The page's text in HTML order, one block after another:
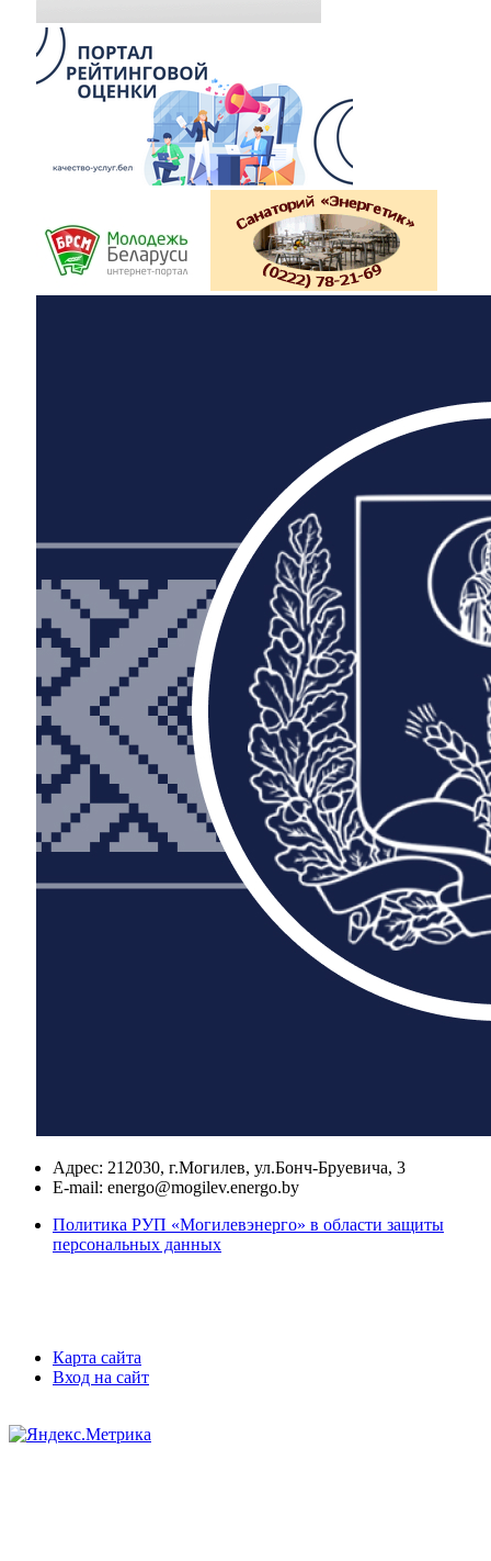
Адрес: 212030, г.Могилев, ул.Бонч-Бруевича, 3
E-mail: energo@mogilev.energo.by
Политика РУП «Могилевэнерго» в области защиты
персональных данных
Карта сайта
Вход на сайт